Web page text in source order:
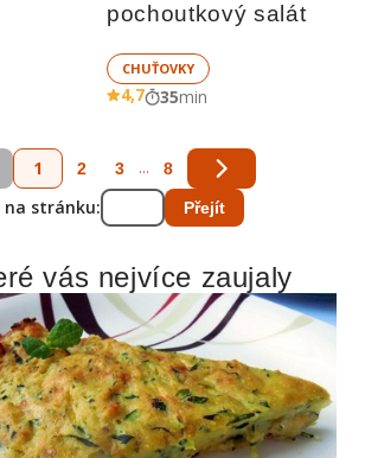
pochoutkový salát
CHUŤOVKY
4,7 35min
1 2 3 ... 8
na stránku: Přejít
vás nejvíce zaujaly